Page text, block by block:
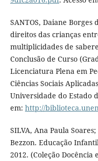
SANTOS, Daiane
direitos das crianças
multiplicidades de
Conclusão de Curso
Licenciatura Plena em
Ciências Sociais
Universidade do Estado
em: http://
SILVA, Ana Paula
Bezzon. Educação
2012. (Coleção